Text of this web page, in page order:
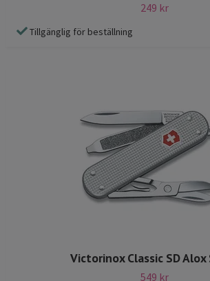
249 kr
Tillgänglig för beställning
Victorinox Classic SD Alox
549 kr